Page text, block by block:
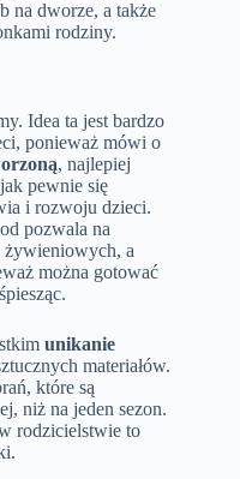
na dworze, a także
rodziny.
Idea ta jest bardzo
ponieważ mówi o
, najlepiej
pewnie się
i rozwoju dzieci.
pozwala na
żywieniowych, a
można gotować
unikanie
materiałów.
które są
niż na jeden sezon.
rodzicielstwie to